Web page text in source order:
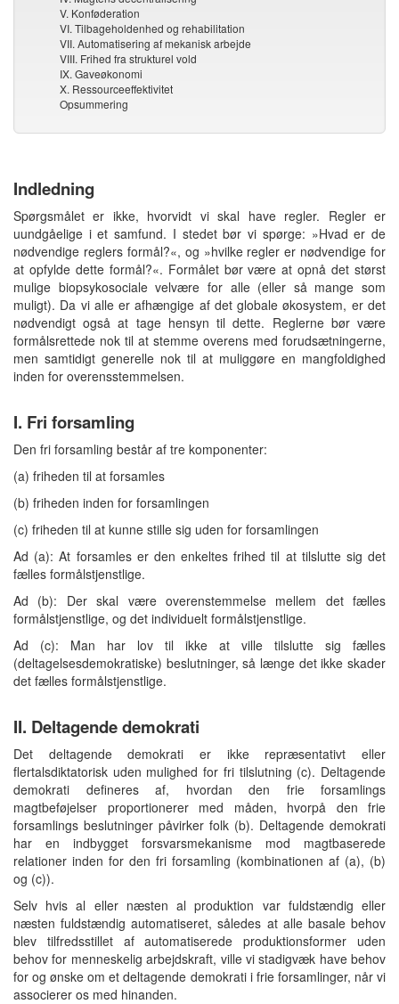
V. Konføderation
VI. Tilbageholdenhed og rehabilitation
VII. Automatisering af mekanisk arbejde
VIII. Frihed fra strukturel vold
IX. Gaveøkonomi
X. Ressourceeffektivitet
Opsummering
Indledning
Spørgsmålet er ikke, hvorvidt vi skal have regler. Regler er
uundgåelige i et samfund. I stedet bør vi spørge: »Hvad er de
nødvendige reglers formål?«, og »hvilke regler er nødvendige for
at opfylde dette formål?«. Formålet bør være at opnå det størst
mulige biopsykosociale velvære for alle (eller så mange som
muligt). Da vi alle er afhængige af det globale økosystem, er det
nødvendigt også at tage hensyn til dette. Reglerne bør være
formålsrettede nok til at stemme overens med forudsætningerne,
men samtidigt generelle nok til at muliggøre en mangfoldighed
inden for overensstemmelsen.
I. Fri forsamling
Den fri forsamling består af tre komponenter:
(a) friheden til at forsamles
(b) friheden inden for forsamlingen
(c) friheden til at kunne stille sig uden for forsamlingen
Ad (a): At forsamles er den enkeltes frihed til at tilslutte sig det
fælles formålstjenstlige.
Ad (b): Der skal være overenstemmelse mellem det fælles
formålstjenstlige, og det individuelt formålstjenstlige.
Ad (c): Man har lov til ikke at ville tilslutte sig fælles
(deltagelsesdemokratiske) beslutninger, så længe det ikke skader
det fælles formålstjenstlige.
II. Deltagende demokrati
Det deltagende demokrati er ikke repræsentativt eller
flertalsdiktatorisk uden mulighed for fri tilslutning (c). Deltagende
demokrati defineres af, hvordan den frie forsamlings
magtbeføjelser proportionerer med måden, hvorpå den frie
forsamlings beslutninger påvirker folk (b). Deltagende demokrati
har en indbygget forsvarsmekanisme mod magtbaserede
relationer inden for den fri forsamling (kombinationen af (a), (b)
og (c)).
Selv hvis al eller næsten al produktion var fuldstændig eller
næsten fuldstændig automatiseret, således at alle basale behov
blev tilfredsstillet af automatiserede produktionsformer uden
behov for menneskelig arbejdskraft, ville vi stadigvæk have behov
for og ønske om et deltagende demokrati i frie forsamlinger, når vi
associerer os med hinanden.